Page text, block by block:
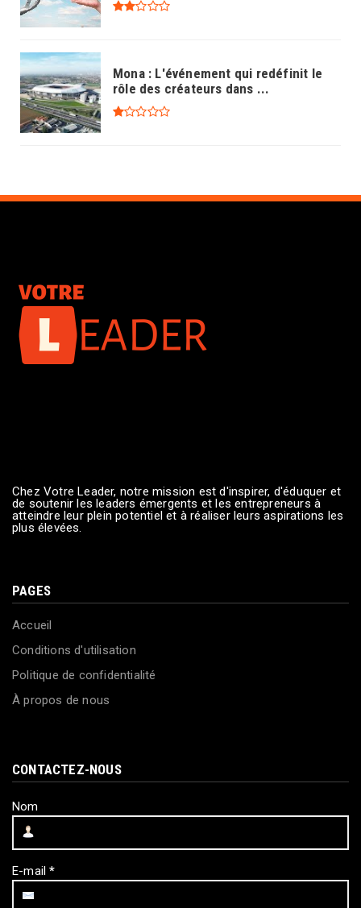
Mona : L'événement qui redéfinit le
rôle des créateurs dans ...
Chez Votre Leader, notre mission est d'inspirer, d'éduquer et
de soutenir les leaders émergents et les entrepreneurs à
atteindre leur plein potentiel et à réaliser leurs aspirations les
plus élevées.
PAGES
Accueil
Conditions d'utilisation
Politique de confidentialité
À propos de nous
CONTACTEZ-NOUS
Nom
E-mail*